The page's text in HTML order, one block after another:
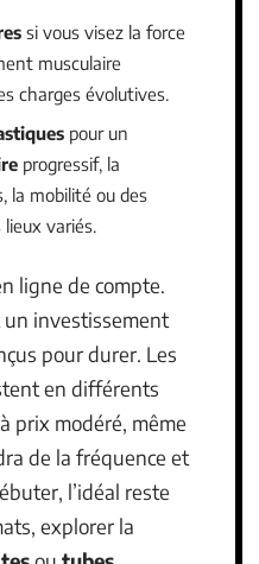
si vous visez la force
musculaire
charges évolutives.
pour un
progressif, la
la mobilité ou des
variés.
ligne de compte.
investissement
pour durer. Les
en différents
à prix modéré, même
de la fréquence et
l’idéal reste
explorer la